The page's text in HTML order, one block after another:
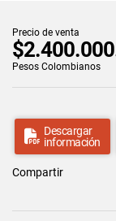
Precio de venta
Pesos Colombianos
Descargar
información
Compartir